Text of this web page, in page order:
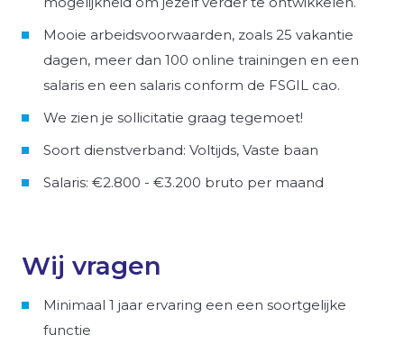
Mooie arbeidsvoorwaarden, zoals 25 vakantie
dagen, meer dan 100 online trainingen en een
salaris en een salaris conform de FSGIL cao.
We zien je sollicitatie graag tegemoet!
Soort dienstverband: Voltijds, Vaste baan
Salaris: €2.800 - €3.200 bruto per maand
Wij vragen
Minimaal 1 jaar ervaring een een soortgelijke
functie